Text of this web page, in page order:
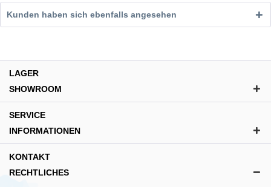
Kunden haben sich ebenfalls angesehen
LAGER
SHOWROOM
SERVICE
INFORMATIONEN
KONTAKT
RECHTLICHES